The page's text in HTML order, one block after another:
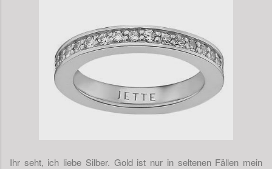
Ihr seht, ich liebe Silber. Gold ist nur in seltenen Fällen mein